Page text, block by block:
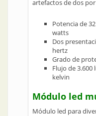
artefactos de dos
Potencia de 32
watts
Dos
hertz
Grado de
Flujo de
kelvin
Módulo led
Módulo led para